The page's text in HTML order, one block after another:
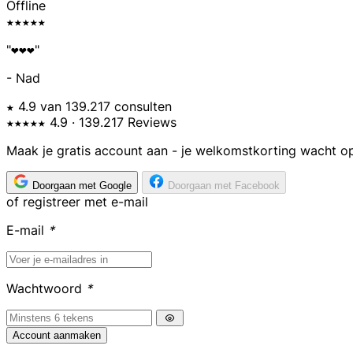
Offline
★★★★★
"❤️❤️❤️"
- Nad
★ 4.9 van 139.217 consulten
★★★★★ 4.9 · 139.217 Reviews
Maak je gratis account aan - je welkomstkorting wacht
Doorgaan met Google Doorgaan met Facebook
of registreer met e-mail
E-mail *
Wachtwoord *
Account aanmaken